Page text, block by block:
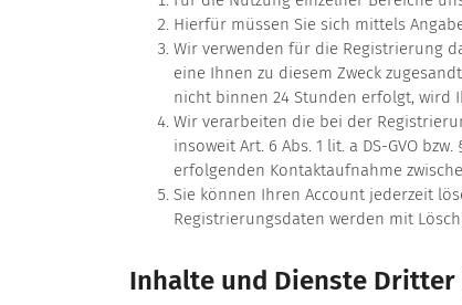
Hierfür müssen Sie sich mittels
Wir verwenden für die Registrierung
eine Ihnen zu diesem Zweck
nicht binnen 24 Stunden erfolgt, wird
Wir verarbeiten die bei der
insoweit Art. 6 Abs. 1 lit. a DS-GVO
erfolgenden Kontaktaufnahme
Sie können Ihren Account jederzeit
Registrierungsdaten werden mit
Inhalte und Dienste Dritter